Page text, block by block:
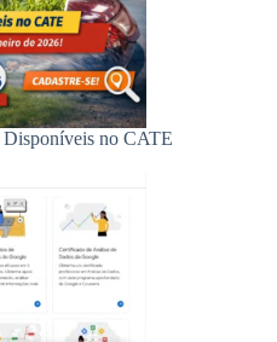
Disponíveis no CATE